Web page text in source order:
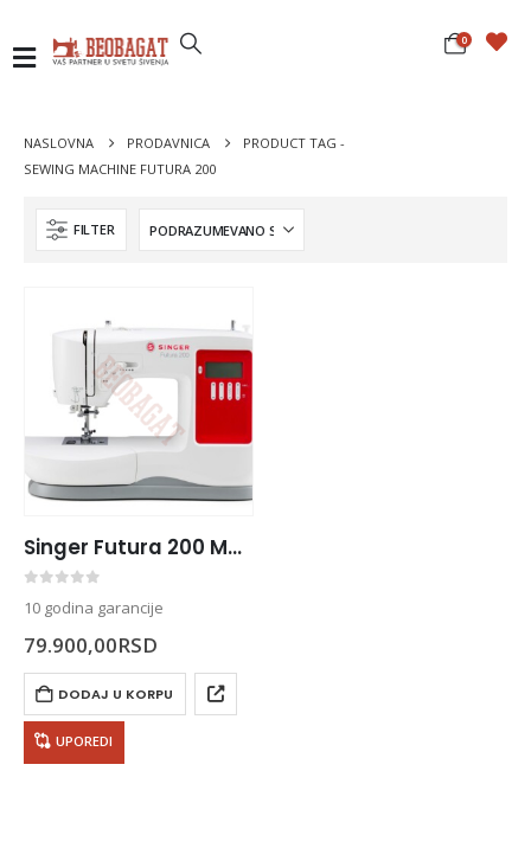
0
NASLOVNA PRODAVNICA
PRODUCT TAG -
SEWING MACHINE FUTURA 200
FILTER
Singer Futura 200 Mašina za šivenje
10 godina garancije
79.900,00RSD
DODAJ U KORPU
UPOREDI